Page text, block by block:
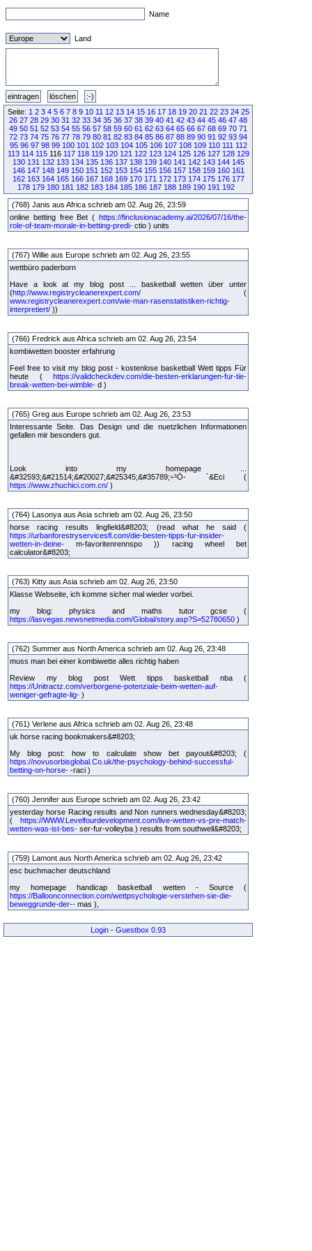
Name
Land
Seite: 1 2 3 4 5 6 7 8 9 10 11 12 13 14 15 16 17 18 19 20 21 22 23 24 25
26 27 28 29 30 31 32 33 34 35 36 37 38 39 40 41 42 43 44 45 46 47 48
49 50 51 52 53 54 55 56 57 58 59 60 61 62 63 64 65 66 67 68 69 70 71
72 73 74 75 76 77 78 79 80 81 82 83 84 85 86 87 88 89 90 91 92 93 94
95 96 97 98 99 100 101 102 103 104 105 106 107 108 109 110 111 112
113 114 115116 117 118 119 120 121 122 123 124 125 126 127 128 129
130 131 132 133 134 135 136 137 138 139 140 141 142 143 144 145
146 147 148 149 150 151 152 153 154 155 156 157 158 159 160 161
162 163 164 165 166 167 168 169 170 171 172 173 174 175 176 177
178 179 180 181 182 183 184 185 186 187 188 189 190 191 192
(768) Janis aus Africa schrieb am 02. Aug 26, 23:59
online betting free Bet ( https://finclusionacademy.ai/2026/07/16/the-
role-of-team-morale-in-betting-predi- ctio ) units
(767) Willie aus Europe schrieb am 02. Aug 26, 23:55
wettbüro paderborn
Have a look at my blog post ... basketball wetten über unter
(http://www.registrycleanerexpert.com/ (
www.registrycleanerexpert.com/wie-man-rasenstatistiken-richtig-
interpretiert/ ))
(766) Fredrick aus Africa schrieb am 02. Aug 26, 23:54
kombiwetten booster erfahrung
Feel free to visit my blog post - kostenlose basketball Wett tipps Für
heute ( https://validcheckdev.com/die-besten-erklarungen-fur-tie-
break-wetten-bei-wimble- d )
(765) Greg aus Europe schrieb am 02. Aug 26, 23:53
Interessante Seite. Das Design und die nuetzlichen Informationen
gefallen mir besonders gut.
Look into my homepage ...
&#32593;&#21514;&#20027;&#25345;&#35789;÷³Ö- ´&Eci (
https://www.zhuchici.com.cn/ )
(764) Lasonya aus Asia schrieb am 02. Aug 26, 23:50
horse racing results lingfield&#8203; (read what he said (
https://urbanforestryservicesfl.com/die-besten-tipps-fur-insider-
wetten-in-deine- m-favoritenrennspo )) racing wheel bet
calculator&#8203;
(763) Kitty aus Asia schrieb am 02. Aug 26, 23:50
Klasse Webseite, ich komme sicher mal wieder vorbei.
my blog: physics and maths tutor gcse (
https://lasvegas.newsnetmedia.com/Global/story.asp?S=52780650 )
(762) Summer aus North America schrieb am 02. Aug 26, 23:48
muss man bei einer kombiwette alles richtig haben
Review my blog post Wett tipps basketball nba (
https://Unitractz.com/verborgene-potenziale-beim-wetten-auf-
weniger-gefragte-lig- )
(761) Verlene aus Africa schrieb am 02. Aug 26, 23:48
uk horse racing bookmakers&#8203;
My blog post: how to calculate show bet payout&#8203; (
https://novusorbisglobal.Co.uk/the-psychology-behind-successful-
betting-on-horse- -raci )
(760) Jennifer aus Europe schrieb am 02. Aug 26, 23:42
yesterday horse Racing results and Non runners wednesday&#8203;
( https://WWW.Levelfourdevelopment.com/live-wetten-vs-pre-match-
wetten-was-ist-bes- ser-fur-volleyba ) results from southwell&#8203;
(759) Lamont aus North America schrieb am 02. Aug 26, 23:42
esc buchmacher deutschland
my homepage handicap basketball wetten - Source (
https://Balloonconnection.com/wettpsychologie-verstehen-sie-die-
beweggrunde-der-- mas ),
Login - Guestbox 0.93